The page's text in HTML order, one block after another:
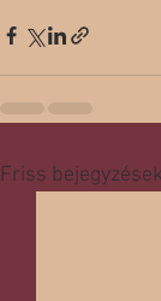
Friss bejegyzések